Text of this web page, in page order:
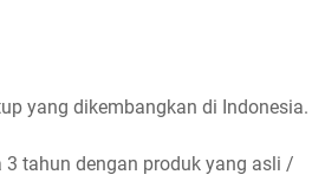
yang dikembangkan di Indonesia.
tahun dengan produk yang asli /